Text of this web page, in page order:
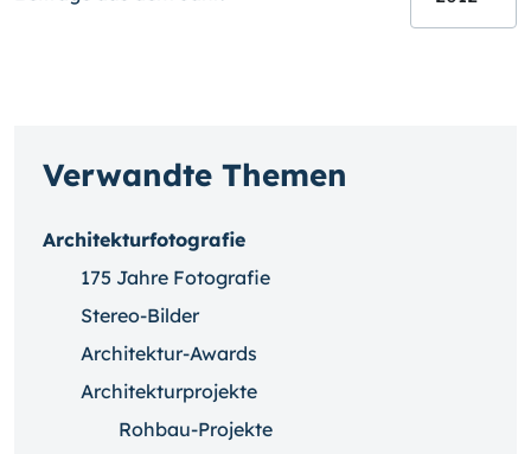
Verwandte Themen
Architekturfotografie
175 Jahre Fotografie
Stereo-Bilder
Architektur-Awards
Architekturprojekte
Rohbau-Projekte